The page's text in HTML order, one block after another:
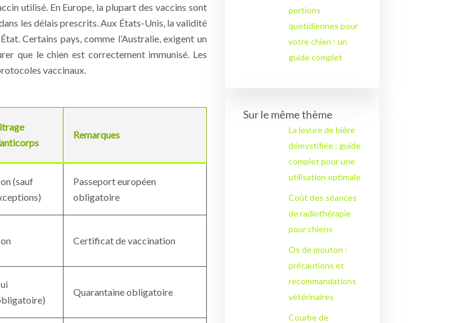
utilisé. En Europe, la plupart des vaccins sont
les délais prescrits. Aux États-Unis, la validité
Certains pays, comme l’Australie, exigent un
que le chien est correctement immunisé. Les
vaccinaux.
Remarques
(sauf
Passeport européen
obligatoire
Certificat de vaccination
Quarantaine obligatoire
portions
quotidiennes pour
votre chien : un
guide complet
Sur le même thème
La levure de bière
démystifiée : guide
complet pour une
utilisation optimale
Coût des séances
de radiothérapie
pour chiens
Os de mouton :
précautions et
recommandations
vétérinaires
Courbe de